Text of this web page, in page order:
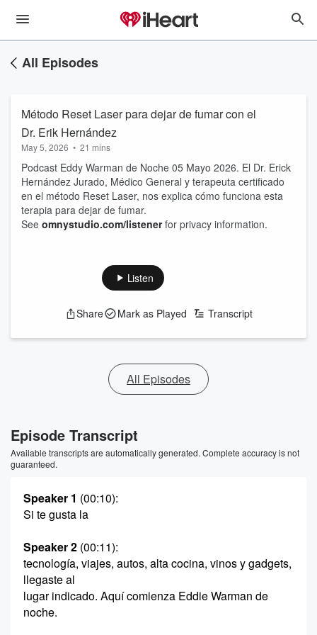
All Episodes
Método Reset Laser para dejar de fumar con el
Dr. Erik Hernández
May 5, 2026 • 21 mins
Podcast Eddy Warman de Noche 05 Mayo 2026. El Dr. Erick
Hernández Jurado, Médico General y terapeuta certificado
en el método Reset Laser, nos explica cómo funciona esta
terapia para dejar de fumar.
See omnystudio.com/listenerfor privacy information.
Listen
Share Mark as Played Transcript
All Episodes
Episode Transcript
Available transcripts are automatically generated. Complete accuracy is not
guaranteed.
Speaker 1 (00:10):
Si te gusta la
Speaker 2 (00:11):
tecnología, viajes, autos, alta cocina, vinos y gadgets,
llegaste al
lugar indicado. Aquí comienza Eddie Warman de
noche.